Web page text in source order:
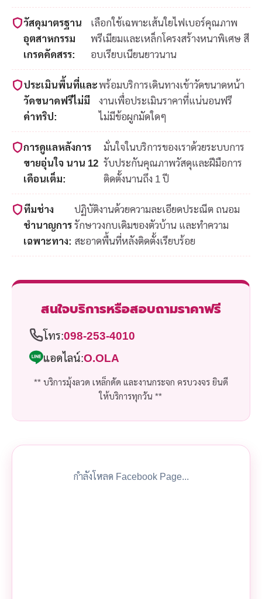
วัสดุมาตรฐาน
อุตสาหกรรม
เกรดคัดสรร:
เลือกใช้เฉพาะเส้นใยไฟเบอร์คุณภาพ
พรีเมียมและเหล็กโครงสร้างหนาพิเศษ สี
อบเรียบเนียนยาวนาน
ประเมินพื้นที่และ
วัดขนาดฟรีไม่มี
ค่าทริป:
พร้อมบริการเดินทางเข้าวัดขนาดหน้า
งานเพื่อประเมินราคาที่แน่นอนฟรี
ไม่มีข้อผูกมัดใดๆ
การดูแลหลังการ
ขายอุ่นใจ นาน 12
เดือนเต็ม:
มั่นใจในบริการของเราด้วยระบบการ
รับประกันคุณภาพวัสดุและฝีมือการ
ติดตั้งนานถึง 1 ปี
ทีมช่าง
ชำนาญการ
เฉพาะทาง:
ปฏิบัติงานด้วยความละเอียดประณีต ถนอม
รักษาวงกบเดิมของตัวบ้าน และทำความ
สะอาดพื้นที่หลังติดตั้งเรียบร้อย
สนใจบริการหรือสอบถามราคาฟรี
โทร:098-253-4010
แอดไลน์:O.OLA
** บริการมุ้งลวด เหล็กดัด และงานกระจก ครบวงจร ยินดี
ให้บริการทุกวัน **
กำลังโหลด Facebook Page...